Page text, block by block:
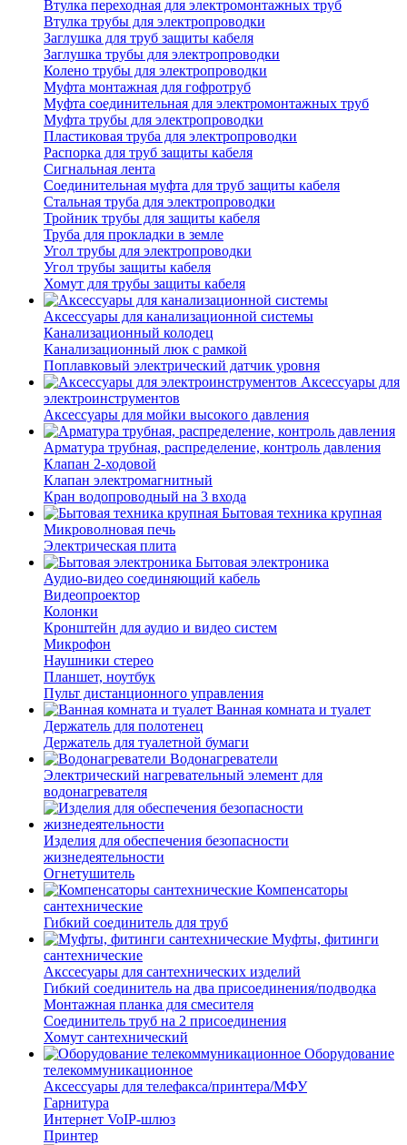
Втулка переходная для электромонтажных труб
Втулка трубы для электропроводки
Заглушка для труб защиты кабеля
Заглушка трубы для электропроводки
Колено трубы для электропроводки
Муфта монтажная для гофротруб
Муфта соединительная для электромонтажных труб
Муфта трубы для электропроводки
Пластиковая труба для электропроводки
Распорка для труб защиты кабеля
Сигнальная лента
Соединительная муфта для труб защиты кабеля
Стальная труба для электропроводки
Тройник трубы для защиты кабеля
Труба для прокладки в земле
Угол трубы для электропроводки
Угол трубы защиты кабеля
Хомут для трубы защиты кабеля
Аксессуары для канализационной системы
Канализационный колодец
Канализационный люк с рамкой
Поплавковый электрический датчик уровня
Аксессуары для
электроинструментов
Аксессуары для мойки высокого давления
Арматура трубная, распределение, контроль давления
Клапан 2-ходовой
Клапан электромагнитный
Кран водопроводный на 3 входа
Бытовая техника крупная
Микроволновая печь
Электрическая плита
Бытовая электроника
Аудио-видео соединяющий кабель
Видеопроектор
Колонки
Кронштейн для аудио и видео систем
Микрофон
Наушники стерео
Планшет, ноутбук
Пульт дистанционного управления
Ванная комната и туалет
Держатель для полотенец
Держатель для туалетной бумаги
Водонагреватели
Электрический нагревательный элемент для
водонагревателя
Изделия для обеспечения безопасности
жизнедеятельности
Огнетушитель
Компенсаторы
сантехнические
Гибкий соединитель для труб
Муфты, фитинги
сантехнические
Акссесуары для сантехнических изделий
Гибкий соединитель на два присоединения/подводка
Монтажная планка для смесителя
Соединитель труб на 2 присоединения
Хомут сантехнический
Оборудование
телекоммуникационное
Аксессуары для телефакса/принтера/МФУ
Гарнитура
Интернет VoIP-шлюз
Принтер